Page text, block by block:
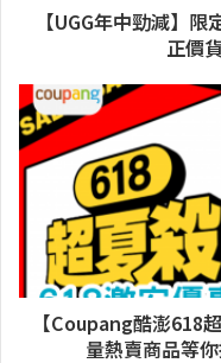
【UGG年中勁減】
正價
【Coupang酷澎618
量熱賣商品等